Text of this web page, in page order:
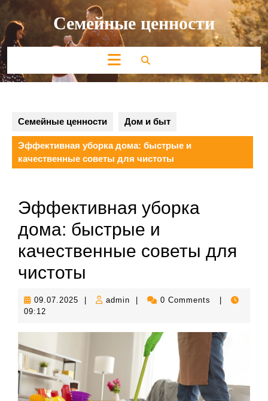
Перейти
содержимому Семейные ценности
Кнопка
Открыть
Семейные ценности Дом и быт
Эффективная уборка дома: быстрые и
качественные советы для чистоты
Эффективная уборка
дома: быстрые и
качественные советы для
чистоты
09.07.2025 09.07.2025
admin admin 0 Comments
09:12